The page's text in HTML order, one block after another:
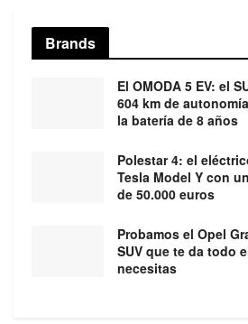
Brands
El OMODA 5 EV: el
604 km de
la batería de 8 años
Polestar 4: el
Tesla Model Y con
de 50.000 euros
Probamos el Opel
SUV que te da todo
necesitas